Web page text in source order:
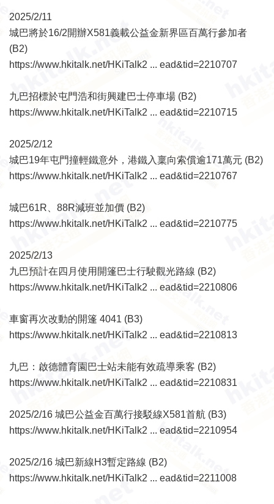
2025/2/11
城巴將於16/2開辦X581義載公益金新界區百萬行參加者
(B2)
https://www.hkitalk.net/HKiTalk2 ... ead&tid=2210707
九巴招標於屯門浩和街興建巴士停車場 (B2)
https://www.hkitalk.net/HKiTalk2 ... ead&tid=2210715
2025/2/12
城巴19年屯門撞輕鐵意外，港鐵入稟向索償逾171萬元 (B2)
https://www.hkitalk.net/HKiTalk2 ... ead&tid=2210767
城巴61R、88R減班並加價 (B2)
https://www.hkitalk.net/HKiTalk2 ... ead&tid=2210775
2025/2/13
九巴預計在四月使用開篷巴士行駛觀光路線 (B2)
https://www.hkitalk.net/HKiTalk2 ... ead&tid=2210806
車窗再次改動的開篷 4041 (B3)
https://www.hkitalk.net/HKiTalk2 ... ead&tid=2210813
九巴：啟德體育園巴士站未能有效疏導乘客 (B2)
https://www.hkitalk.net/HKiTalk2 ... ead&tid=2210831
2025/2/16 城巴公益金百萬行接駁線X581首航 (B3)
https://www.hkitalk.net/HKiTalk2 ... ead&tid=2210954
2025/2/16 城巴新線H3暫定路線 (B2)
https://www.hkitalk.net/HKiTalk2 ... ead&tid=2211008